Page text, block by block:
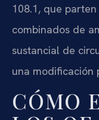
108.1, que
combinados de
sustancial de
una modificación
CÓMO